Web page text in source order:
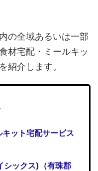
の全域あるいは一部
材宅配・ミールキッ
紹介します。
ット宅配サービス
シックス)（有珠郡